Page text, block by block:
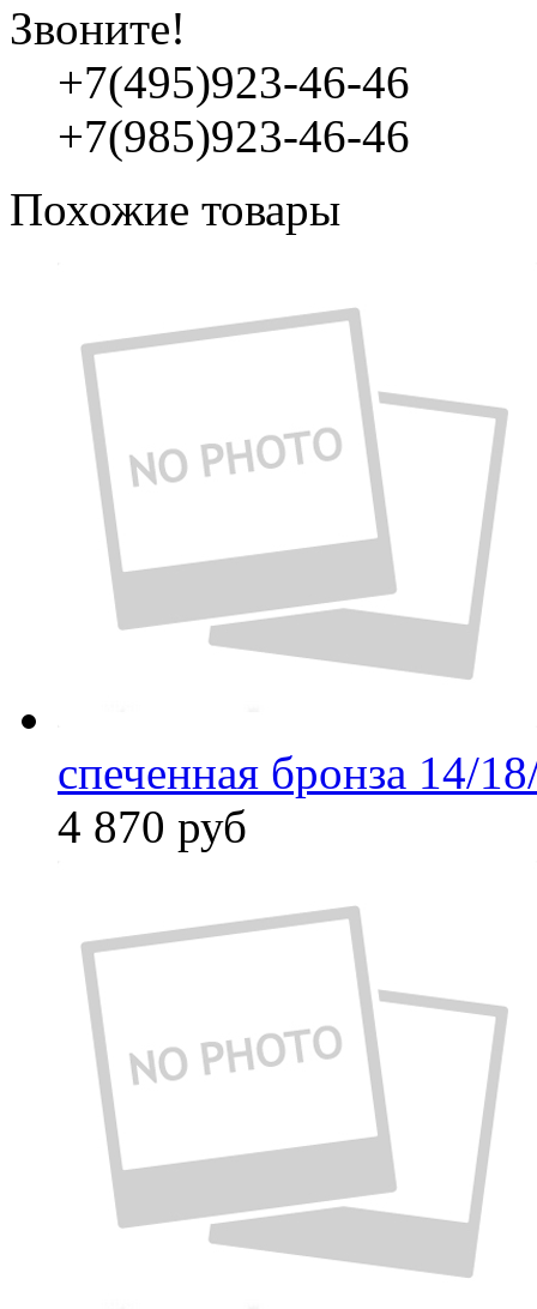
Звоните!
+7(495)923-46-46
+7(985)923-46-46
Похожие товары
спеченная бронза 14/
4 870 руб